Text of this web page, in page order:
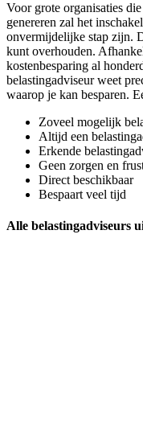
Voor grote organisaties
genereren zal het
onvermijdelijke stap zijn.
kunt overhouden.
kostenbesparing al
belastingadviseur weet
waarop je kan besparen.
Zoveel mogelijk
Altijd een
Erkende
Geen zorgen en
Direct beschikbaar
Bespaart veel tijd
Alle belastingadviseurs